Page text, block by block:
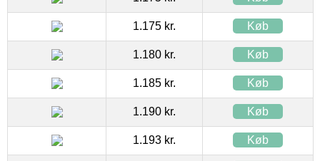
1.175 kr. Køb
1.180 kr. Køb
1.185 kr. Køb
1.190 kr. Køb
1.193 kr. Køb